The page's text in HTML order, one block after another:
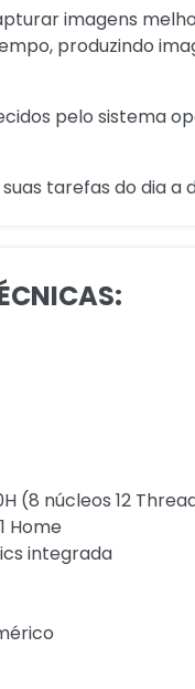
imagens
produzindo
pelo sistema
tarefas do dia a
(8 núcleos 12
Home
integrada